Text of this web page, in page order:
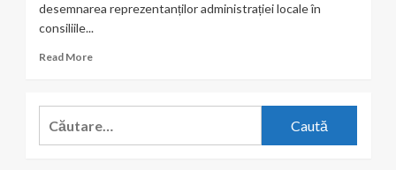
la
1
desemnarea reprezentanților administrației locale în
consiliile...
Read MoreRead
Școala
și
Caută